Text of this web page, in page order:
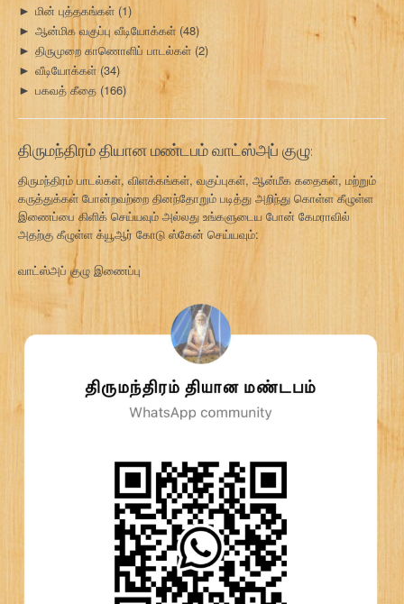
► மின் புத்தகங்கள் (1)
► ஆன்மிக வகுப்பு வீடியோக்கள் (48)
► திருமுறை காணொளிப் பாடல்கள் (2)
► வீடியோக்கள்(34)
► பகவத் கீதை (166)
திருமந்திரம் தியான மண்டபம் வாட்ஸ்அப் குழு:
திருமந்திரம் பாடல்கள், விளக்கங்கள், வகுப்புகள், ஆன்மீக கதைகள், மற்றும்
கருத்துக்கள் போன்றவற்றை தினந்தோறும் படித்து அறிந்து கொள்ள கீழுள்ள
இணைப்பை கிளிக் செய்யவும் அல்லது உங்களுடைய போன் கேமராவில்
அதற்கு கீழுள்ள க்யூஆர் கோடு ஸ்கேன் செய்யவும்:
வாட்ஸ்அப் குழு இணைப்பு